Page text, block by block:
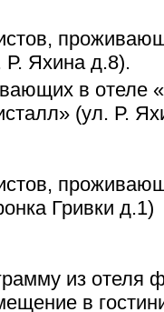
Р. Яхина д.8).
в отеле
(ул. Р.
Гривки д.1)
из отеля
в